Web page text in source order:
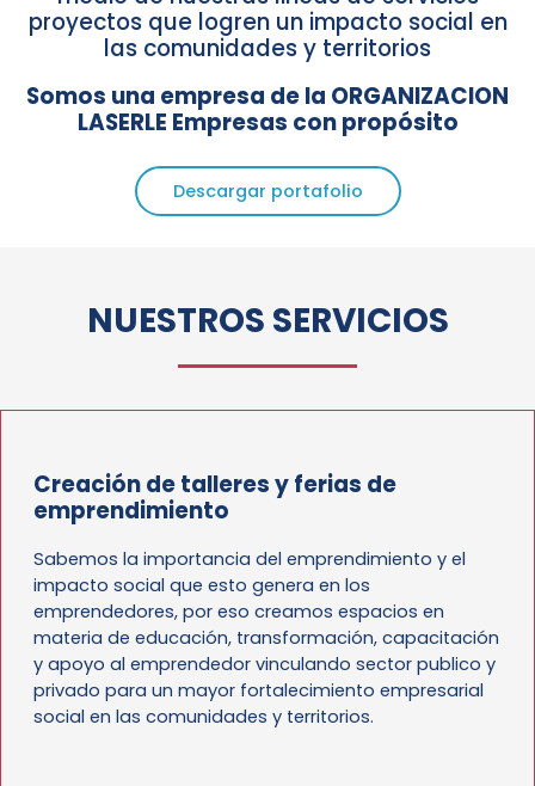
proyectos que logren un impacto social en
las comunidades y territorios
Somos una empresa de la ORGANIZACION
LASERLE Empresas con propósito
Descargar portafolio
NUESTROS SERVICIOS
Creación de talleres y ferias de
emprendimiento
Sabemos la importancia del emprendimiento y el
impacto social que esto genera en los
emprendedores, por eso creamos espacios en
materia de educación, transformación, capacitación
y apoyo al emprendedor vinculando sector publico y
privado para un mayor fortalecimiento empresarial
social en las comunidades y territorios.